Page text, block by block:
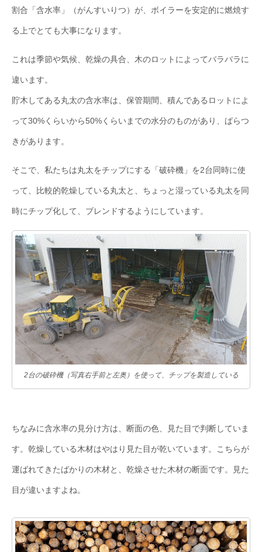
割合「含水率」（がんすいりつ）が、ボイラーを安定的に燃焼す
る上でとても大事になります。
これは季節や気候、乾燥の具合、木のロットによってバラバラに
違います。
貯木してある丸太の含水率は、保管期間、積んであるロットによ
って30%くらいから50%くらいまでの水分のものがあり、ばらつ
きがあります。
そこで、私たちは丸太をチップにする「破砕機」を2台同時に使
って、比較的乾燥している丸太と、ちょっと湿っている丸太を同
時にチップ化して、ブレンドするようにしています。
2台の破砕機（写真右手前と左奥）を使って、チップを製造している
ちなみに含水率の見分け方は、断面の色、見た目で判断していま
す。乾燥している木材はやはり見た目が乾いています。こちらが
運ばれてきたばかりの木材と、乾燥させた木材の断面です。見た
目が違いますよね。